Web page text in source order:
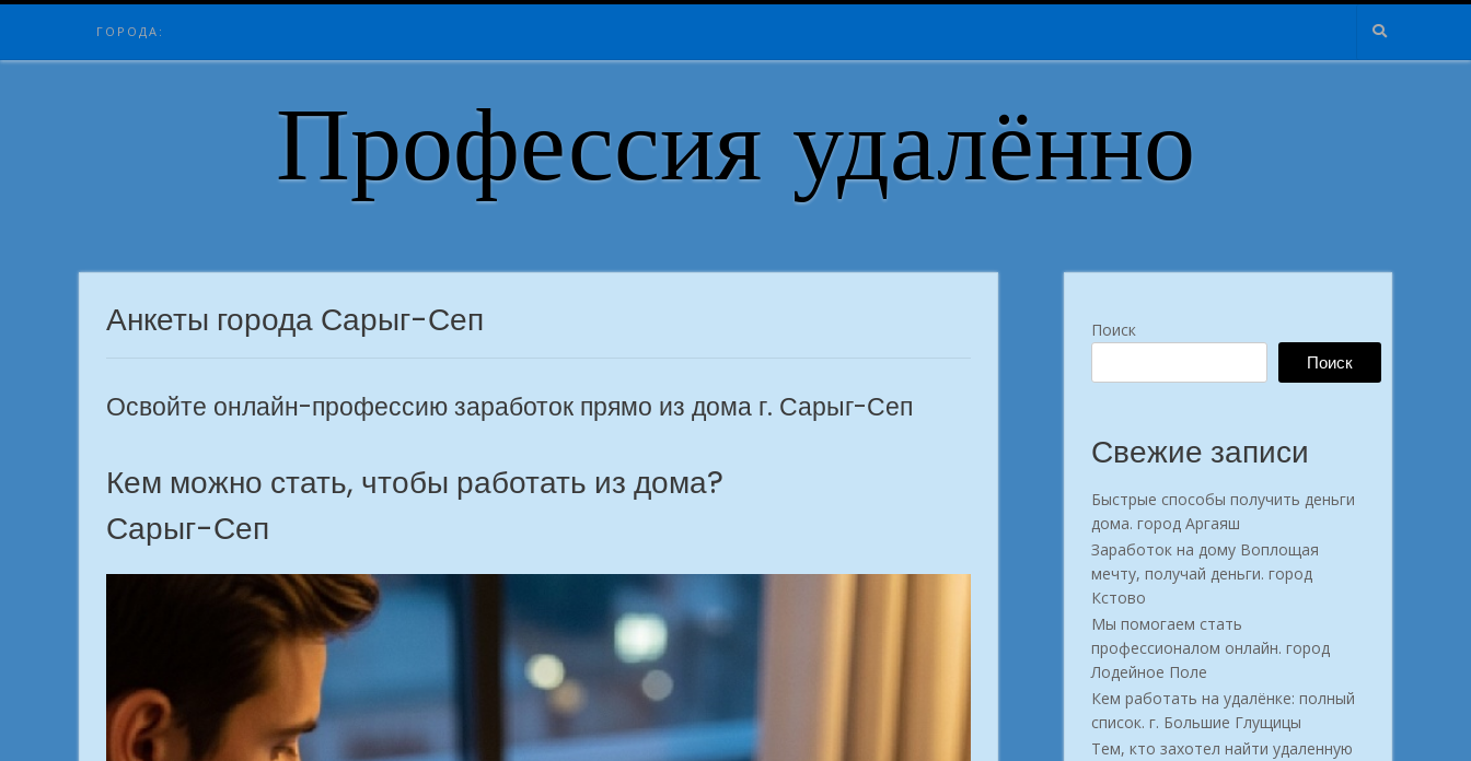
Skip
content
ГОРОДА:
Профессия удалённо
Анкеты города Сарыг-Сеп
Освойте онлайн-профессию заработок прямо из дома г. Сарыг-Сеп
Кем можно стать, чтобы работать из дома?
Сарыг-Сеп
Поиск
Поиск
Свежие записи
Быстрые способы получить деньги
дома. город Аргаяш
Заработок на дому Воплощая
мечту, получай деньги. город
Кстово
Мы помогаем стать
профессионалом онлайн. город
Лодейное Поле
Кем работать на удалёнке: полный
список. г. Большие Глущицы
Тем, кто захотел найти удаленную